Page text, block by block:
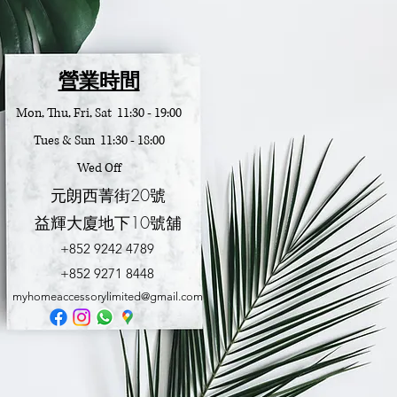
營業時間
Mon, Thu, Fri, Sat 11:30 - 19:00
Tues & Sun 11:30 - 18:00
Wed Off
元朗西菁街20號
益輝大廈地下10號舖
+852 9242 4789
​+852 9271 8448
myhomeaccessorylimited@gmail.com